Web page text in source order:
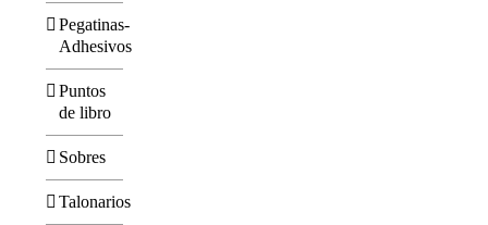
Pegatinas-
Adhesivos
Puntos
de libro
Sobres
Talonarios